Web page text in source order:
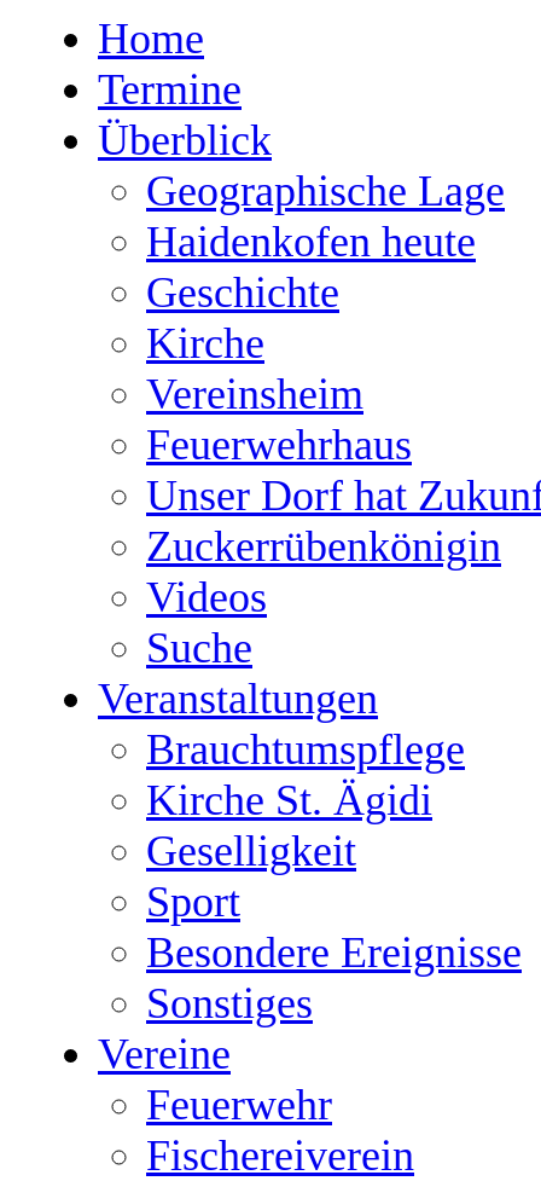
Home
Termine
Überblick
Geographische Lage
Haidenkofen heute
Geschichte
Kirche
Vereinsheim
Feuerwehrhaus
Unser Dorf hat
Zuckerrübenkönigin
Videos
Suche
Veranstaltungen
Brauchtumspflege
Kirche St. Ägidi
Geselligkeit
Sport
Besondere Ereignisse
Sonstiges
Vereine
Feuerwehr
Fischereiverein